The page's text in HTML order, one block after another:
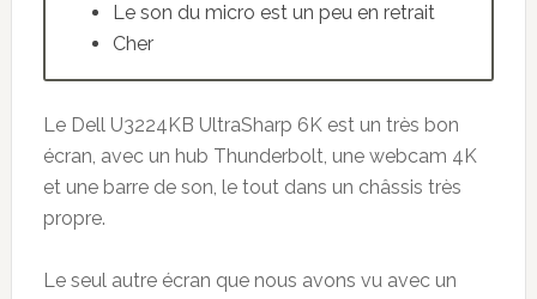
Le son du micro est un peu en retrait
Cher
Le Dell U3224KB UltraSharp 6K est un très bon
écran, avec un hub Thunderbolt, une webcam 4K
et une barre de son, le tout dans un châssis très
propre.
Le seul autre écran que nous avons vu avec un